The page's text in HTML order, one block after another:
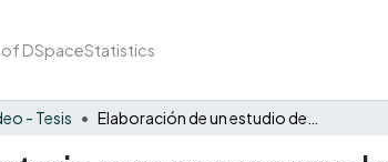
of DSpaceStatistics
- Tesis